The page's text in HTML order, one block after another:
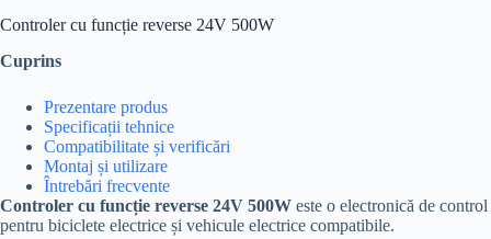
Controler cu funcție reverse 24V 500W
Cuprins
Prezentare produs
Specificații tehnice
Compatibilitate și verificări
Montaj și utilizare
Întrebări frecvente
Controler cu funcție reverse 24V 500W este o electronică de control
pentru biciclete electrice și vehicule electrice compatibile.